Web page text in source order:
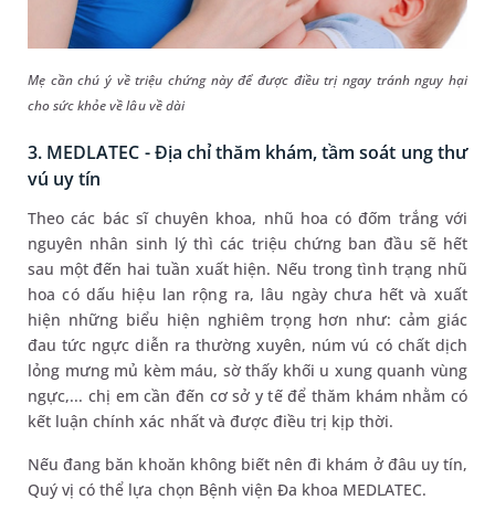
Mẹ cần chú ý về triệu chứng này để được điều trị ngay tránh nguy hại
cho sức khỏe về lâu về dài
3. MEDLATEC - Địa chỉ thăm khám, tầm soát ung thư
vú uy tín
Theo các bác sĩ chuyên khoa, nhũ hoa có đốm trắng với
nguyên nhân sinh lý thì các triệu chứng ban đầu sẽ hết
sau một đến hai tuần xuất hiện. Nếu trong tình trạng nhũ
hoa có dấu hiệu lan rộng ra, lâu ngày chưa hết và xuất
hiện những biểu hiện nghiêm trọng hơn như: cảm giác
đau tức ngực diễn ra thường xuyên, núm vú có chất dịch
lỏng mưng mủ kèm máu, sờ thấy khối u xung quanh vùng
ngực,... chị em cần đến cơ sở y tế để thăm khám nhằm có
kết luận chính xác nhất và được điều trị kịp thời.
Nếu đang băn khoăn không biết nên đi khám ở đâu uy tín,
Quý vị có thể lựa chọn Bệnh viện Đa khoa MEDLATEC.